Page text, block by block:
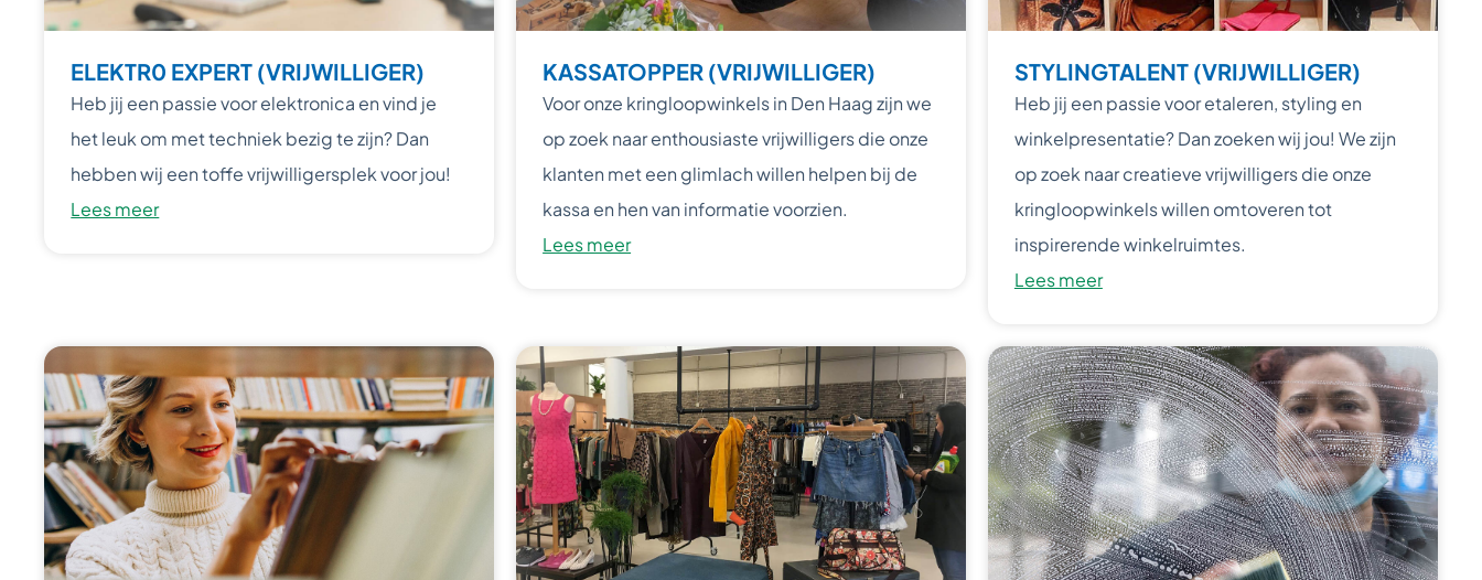
ELEKTR0 EXPERT (VRIJWILLIGER)
Heb jij een passie voor elektronica en vind je
het leuk om met techniek bezig te zijn? Dan
hebben wij een toffe vrijwilligersplek voor jou!
Lees meer
KASSATOPPER (VRIJWILLIGER)
Voor onze kringloopwinkels in Den Haag zijn we
op zoek naar enthousiaste vrijwilligers die onze
klanten met een glimlach willen helpen bij de
kassa en hen van informatie voorzien.
Lees meer
STYLINGTALENT (VRIJWILLIGER)
Heb jij een passie voor etaleren, styling en
winkelpresentatie? Dan zoeken wij jou! We zijn
op zoek naar creatieve vrijwilligers die onze
kringloopwinkels willen omtoveren tot
inspirerende winkelruimtes.
Lees meer